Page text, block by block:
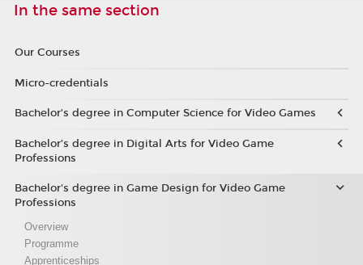
In the same section
Our Courses
Micro-credentials
Bachelor’s degree in Computer Science for Video Games
Bachelor’s degree in Digital Arts for Video Game
Professions
Bachelor's degree in Game Design for Video Game
Professions
Overview
Programme
Apprenticeships